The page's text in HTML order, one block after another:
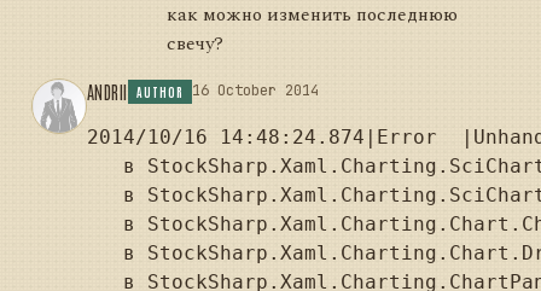
как можно изменить последнюю
свечу?
ANDRII AUTHOR 16 October 2014
2014/10/16 14:48:24.874|Error
в
в
в
в
в